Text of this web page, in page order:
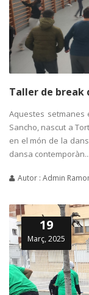
Taller de break
Aquestes setmanes
Sancho, nascut a
en el món de la
dansa contemporàn...
Autor : Admin
19
Març, 2025